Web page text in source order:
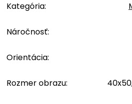
Kategória:
Náročnosť:
Orientácia:
Rozmer obrazu: